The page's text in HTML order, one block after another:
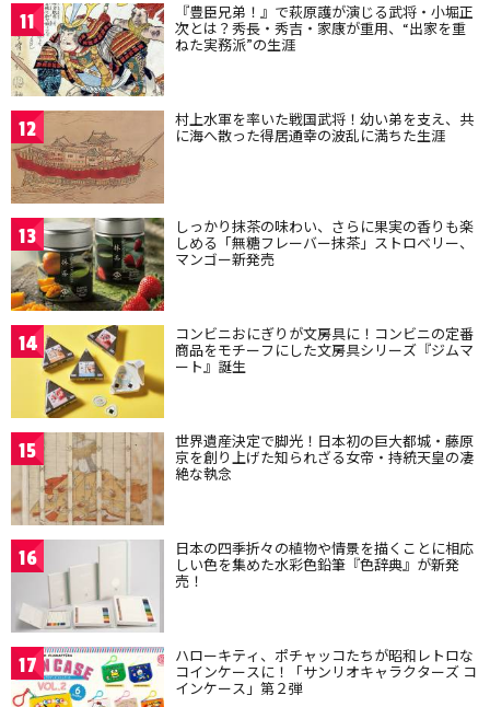
11 『豊臣兄弟！』で萩原護が演じる武将・小堀正
次とは？秀長・秀吉・家康が重用、“出家を重
ねた実務派”の生涯
12 村上水軍を率いた戦国武将！幼い弟を支え、共
に海へ散った得居通幸の波乱に満ちた生涯
13 しっかり抹茶の味わい、さらに果実の香りも楽
しめる「無糖フレーバー抹茶」ストロベリー、
マンゴー新発売
14 コンビニおにぎりが文房具に！コンビニの定番
商品をモチーフにした文房具シリーズ『ジムマ
ート』誕生
15 世界遺産決定で脚光！日本初の巨大都城・藤原
京を創り上げた知られざる女帝・持統天皇の凄
絶な執念
16 日本の四季折々の植物や情景を描くことに相応
しい色を集めた水彩色鉛筆『色辞典』が新発
売！
17 ハローキティ、ポチャッコたちが昭和レトロな
コインケースに！「サンリオキャラクターズ コ
インケース」第２弾